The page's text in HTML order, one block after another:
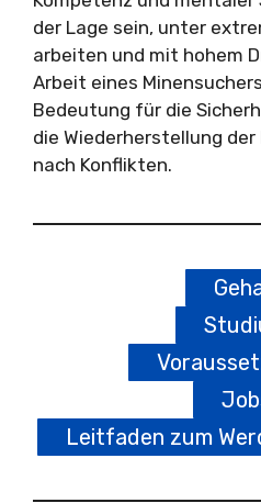
der Lage sein, unter
arbeiten und mit hohem
Arbeit eines
Bedeutung für die
die Wiederherstellung
nach Konflikten.
Leitfaden zum